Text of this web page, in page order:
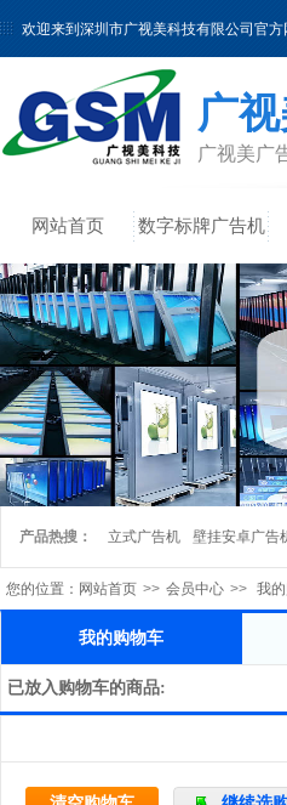
欢迎来到深圳市广视美科技有限公司官方
广
广视美广
网站首页 数字标牌广告机
产品热搜： 立式广告机 壁挂安卓广告
您的位置： 网站首页 >> 会员中心 >> 我
我的购物车
已放入购物车的商品: